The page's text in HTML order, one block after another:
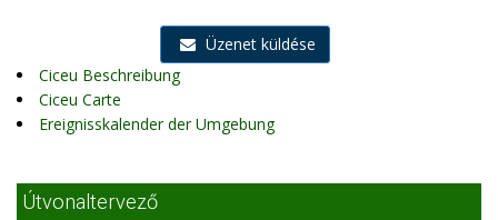
Üzenet küldése
Ciceu Beschreibung
Ciceu Carte
Ereignisskalender der Umgebung
Útvonaltervező